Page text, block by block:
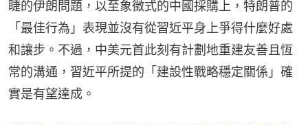
睫的伊朗問題，以至象徵式的中國採購上，特朗普的
「最佳行為」表現並沒有從習近平身上爭得什麼好處
和讓步。不過，中美元首此刻有計劃地重建友善且恆
常的溝通，習近平所提的「建設性戰略穩定關係」確
實是有望達成。